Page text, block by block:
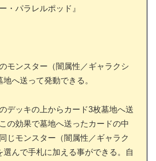
・パラレルポッド』
モンスター（闇属性／ギャラクシ
へ送って発動できる。
デッキの上からカード3枚墓地へ送
の効果で墓地へ送ったカードの中
じモンスター（闇属性／ギャラク
選んで手札に加える事ができる。自